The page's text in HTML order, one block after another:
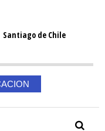
Santiago de Chile